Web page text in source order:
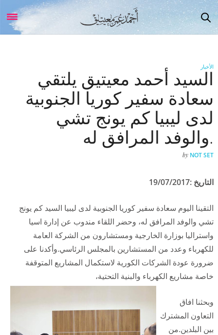
الأخبار
السيد أحمد معيتيق يلتقي
سعادة سفير كوريا الجنوبية
لدى ليبيا كم يونج تشي
والوفد المرافق له.
by NOT SET
التاريخ :19/07/2017
التقينا اليوم سعادة سفير كوريا الجنوبية لدى ليبيا السيد كم يونج
تشي والوفد المرافق له، وحضر اللقاء مندوب عن إدارة اسيا
واستراليا بوزارة الخارجية ومستشارون من الشركة العامة
للكهرباء وعدد من المستشارين بالمجلس الرئاسي.وأكدنا على
ضرورة عودة الشركات الكورية لاستكمال المشاريع المتوقفة
خاصة مشاريع الكهرباء والبنية التحتية،
وبحثنا افاق
التعاون المشترك
بين البلدين.من